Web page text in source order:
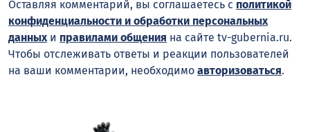
Оставляя комментарий, вы соглашаетесь с политикой
конфиденциальности и обработки персональных
данных и правилами общения на сайте tv-gubernia.ru.
Чтобы отслеживать ответы и реакции пользователей
на ваши комментарии, необходимо авторизоваться.